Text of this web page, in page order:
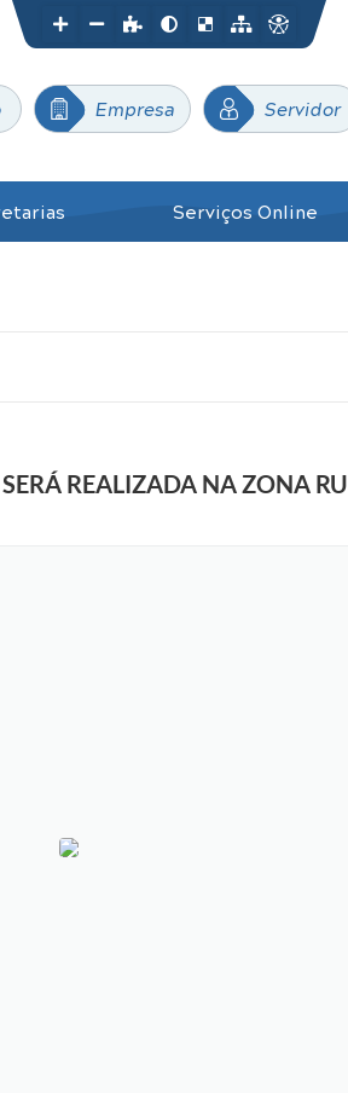
Empresa Servidor
Serviços Online
REALIZADA NA ZONA